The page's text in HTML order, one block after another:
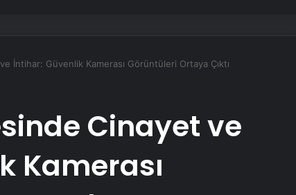
İntihar: Güvenlik Kamerası Görüntüleri Ortaya Çıktı
Cinayet ve
Kamerası